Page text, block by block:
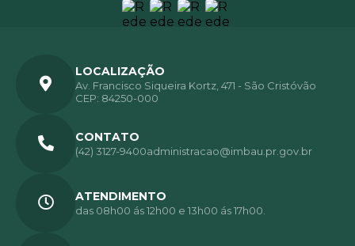
LOCALIZAÇÃO
Av. Francisco Siqueira Kortz, 471 - São Cristóvão
CEP: 84250-000
CONTATO
(42) 3127-9400administracao@imbau.pr.gov.br
ATENDIMENTO
das 08h00 ás 12h00 e 13h00 ás 17h00.